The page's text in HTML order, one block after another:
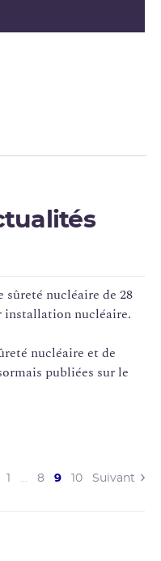
sûreté nucléaire de 28
installation nucléaire.
nucléaire et de
publiées sur le
… 8 9(current)
10 Suivant